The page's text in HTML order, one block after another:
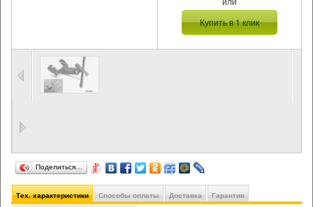
Купить в 1 клик
Поделиться…
Тех. характеристики Способы оплаты Доставка Гарантия